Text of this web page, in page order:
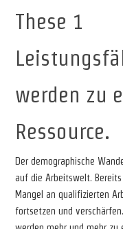
These 1
werden zu
Ressource.
Der demographische
auf die Arbeitswelt.
Mangel an qualifizierten
fortsetzen und